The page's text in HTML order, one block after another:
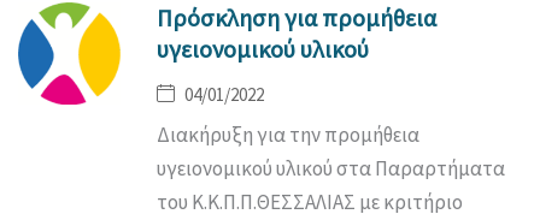
Πρόσκληση για προμήθεια
υγειονομικού υλικού
04/01/2022
Διακήρυξη για την προμήθεια
υγειονομικού υλικού στα Παραρτήματα
του Κ.Κ.Π.Π.ΘΕΣΣΑΛΙΑΣ με κριτήριο